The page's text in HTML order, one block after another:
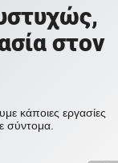
στον
κάποιες εργασίες
σύντομα.